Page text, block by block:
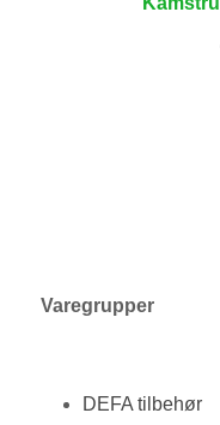
Varegrupper
DEFA tilbehør